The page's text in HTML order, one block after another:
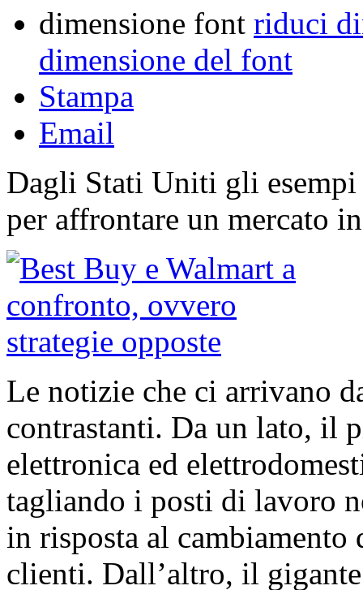
dimensione font riduci
dimensione del font
Stampa
Email
Dagli Stati Uniti gli
per affrontare un mercato
Le notizie che ci arrivano
contrastanti. Da un lato, il
elettronica ed
tagliando i posti di lavoro
in risposta al
clienti. Dall’altro, il